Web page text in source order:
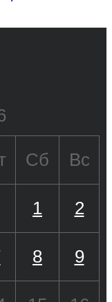
Сб Вс
1 2
8 9